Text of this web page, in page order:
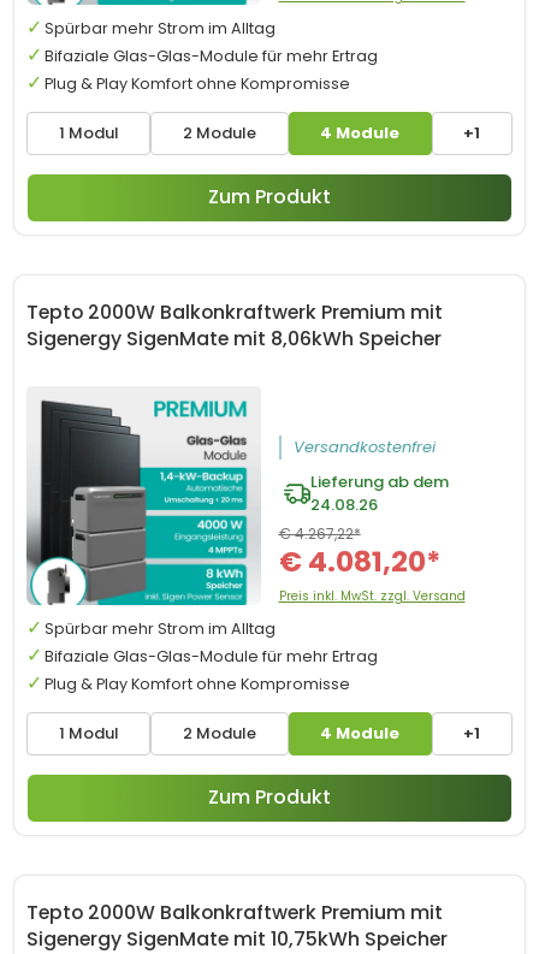
1 Modul 2 Module 4 Module +1
Spürbar mehr Strom im Alltag
Bifaziale Glas-Glas-Module für mehr Ertrag
Plug & Play Komfort ohne Kompromisse
Zum Produkt
Tepto 2000W Balkonkraftwerk Premium mit
Sigenergy SigenMate mit 8,06kWh Speicher
1 Modul 2 Module 4 Module +1
Versandkostenfrei
Lieferung ab dem
24.08.26
€ 4.081,20*
€ 4.267,22*
Preis inkl. MwSt. zzgl. Versand
Spürbar mehr Strom im Alltag
Bifaziale Glas-Glas-Module für mehr Ertrag
Plug & Play Komfort ohne Kompromisse
Zum Produkt
Tepto 2000W Balkonkraftwerk Premium mit
Sigenergy SigenMate mit 10,75kWh Speicher